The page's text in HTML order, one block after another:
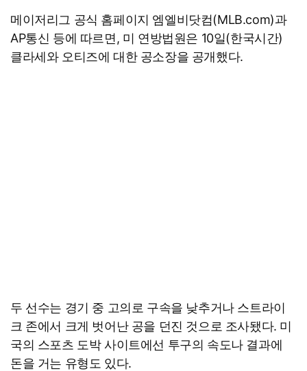
메이저리그 공식 홈페이지 엠엘비닷컴(MLB.com)과
AP통신 등에 따르면, 미 연방법원은 10일(한국시간)
클라세와 오티즈에 대한 공소장을 공개했다.
두 선수는 경기 중 고의로 구속을 낮추거나 스트라이
크 존에서 크게 벗어난 공을 던진 것으로 조사됐다. 미
국의 스포츠 도박 사이트에선 투구의 속도나 결과에
돈을 거는 유형도 있다.